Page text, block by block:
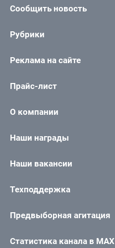
Сообщить новость
Рубрики
Реклама на сайте
Прайс-лист
О компании
Наши награды
Наши вакансии
Техподдержка
Предвыборная агитация
Статистика канала в MAX